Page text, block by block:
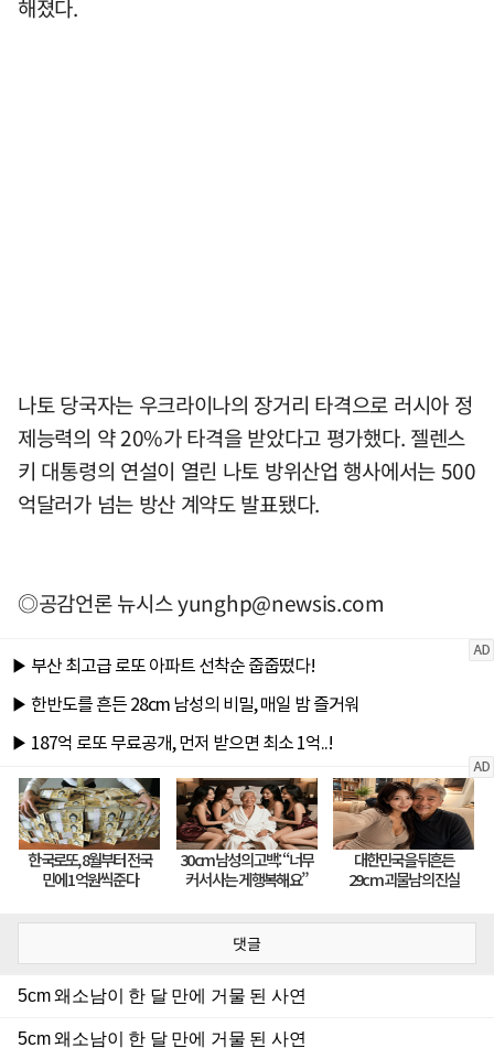
해졌다.
나토 당국자는 우크라이나의 장거리 타격으로 러시아 정
제능력의 약 20%가 타격을 받았다고 평가했다. 젤렌스
키 대통령의 연설이 열린 나토 방위산업 행사에서는 500
억달러가 넘는 방산 계약도 발표됐다.
◎공감언론 뉴시스yunghp@newsis.com
댓글